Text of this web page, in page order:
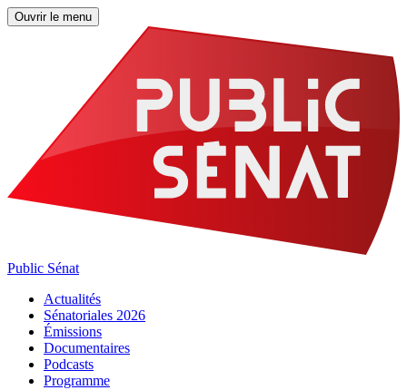
Ouvrir le menu
Public Sénat
Actualités
Sénatoriales 2026
Émissions
Documentaires
Podcasts
Programme